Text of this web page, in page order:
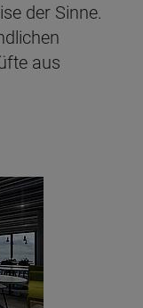
der Sinne.
aus